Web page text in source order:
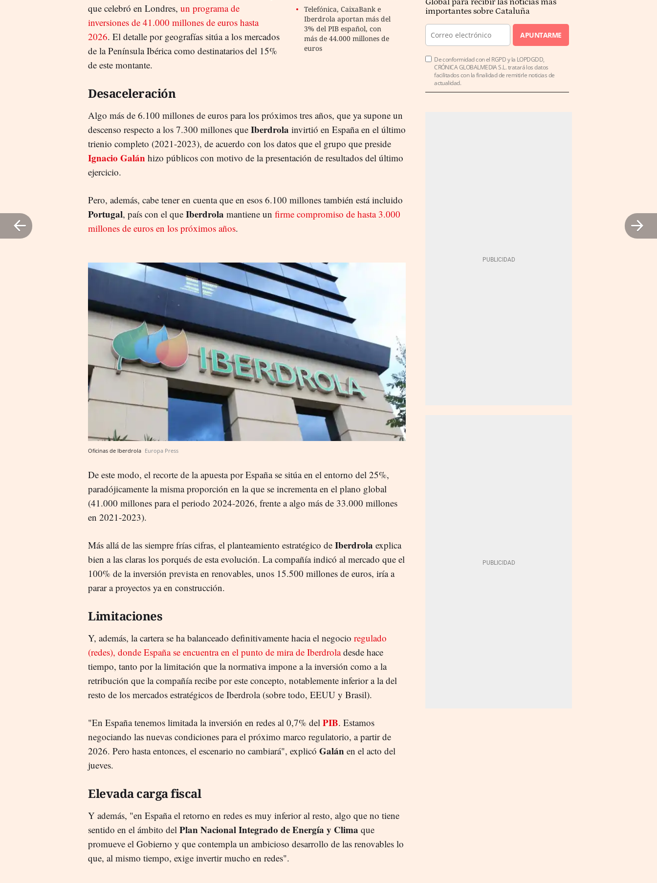
Telefónica, CaixaBank e
Iberdrola aportan más del
3% del PIB español, con
más de 44.000 millones de
euros
que celebró en Londres, un programa de
inversiones de 41.000 millones de euros hasta
2026. El detalle por geografías sitúa a los mercados
de la Península Ibérica como destinatarios del 15%
de este montante.
Desaceleración
Algo más de 6.100 millones de euros para los próximos tres años, que ya supone un
descenso respecto a los 7.300 millones que Iberdrola invirtió en España en el último
trienio completo (2021-2023), de acuerdo con los datos que el grupo que preside
Ignacio Galán hizo públicos con motivo de la presentación de resultados del último
ejercicio.
Pero, además, cabe tener en cuenta que en esos 6.100 millones también está incluido
Portugal, país con el que Iberdrola mantiene un firme compromiso de hasta 3.000
millones de euros en los próximos años.
Oficinas de Iberdrola Europa Press
De este modo, el recorte de la apuesta por España se sitúa en el entorno del 25%,
paradójicamente la misma proporción en la que se incrementa en el plano global
(41.000 millones para el periodo 2024-2026, frente a algo más de 33.000 millones
en 2021-2023).
Más allá de las siempre frías cifras, el planteamiento estratégico de Iberdrola explica
bien a las claras los porqués de esta evolución. La compañía indicó al mercado que el
100% de la inversión prevista en renovables, unos 15.500 millones de euros, iría a
parar a proyectos ya en construcción.
Limitaciones
Y, además, la cartera se ha balanceado definitivamente hacia el negocio regulado
(redes), donde España se encuentra en el punto de mira de Iberdroladesde hace
tiempo, tanto por la limitación que la normativa impone a la inversión como a la
retribución que la compañía recibe por este concepto, notablemente inferior a la del
resto de los mercados estratégicos de Iberdrola (sobre todo, EEUU y Brasil).
"En España tenemos limitada la inversión en redes al 0,7% del PIB. Estamos
negociando las nuevas condiciones para el próximo marco regulatorio, a partir de
2026. Pero hasta entonces, el escenario no cambiará", explicó Galán en el acto del
jueves.
Elevada carga fiscal
Y además, "en España el retorno en redes es muy inferior al resto, algo que no tiene
sentido en el ámbito del Plan Nacional Integrado de Energía y Clima que
promueve el Gobierno y que contempla un ambicioso desarrollo de las renovables lo
que, al mismo tiempo, exige invertir mucho en redes".
Global para recibir las noticias más
importantes sobre Cataluña
APUNTARME
De conformidad con el RGPD y la LOPDGDD,
CRÓNICA GLOBALMEDIA S.L. tratará los datos
facilitados con la finalidad de remitirle noticias de
actualidad.